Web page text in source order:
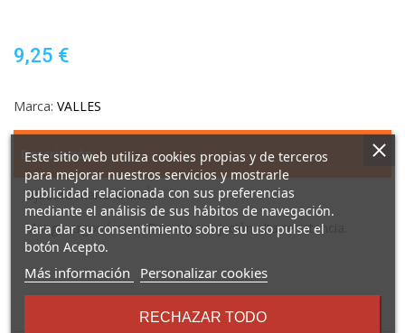
9,25 €
Marca: VALLES
Descripción
Lijadora mano VALLÉS
Mango ergonómico. Dos clips sujeción alta resistencia.
16 Otros Productos En La
Este sitio web utiliza cookies propias y de terceros
para mejorar nuestros servicios y mostrarle
publicidad relacionada con sus preferencias
mediante el análisis de sus hábitos de navegación.
Para dar su consentimiento sobre su uso pulse el
botón Acepto.
Más información
sobre
términos
Personalizar cookies
RECHAZAR TODO